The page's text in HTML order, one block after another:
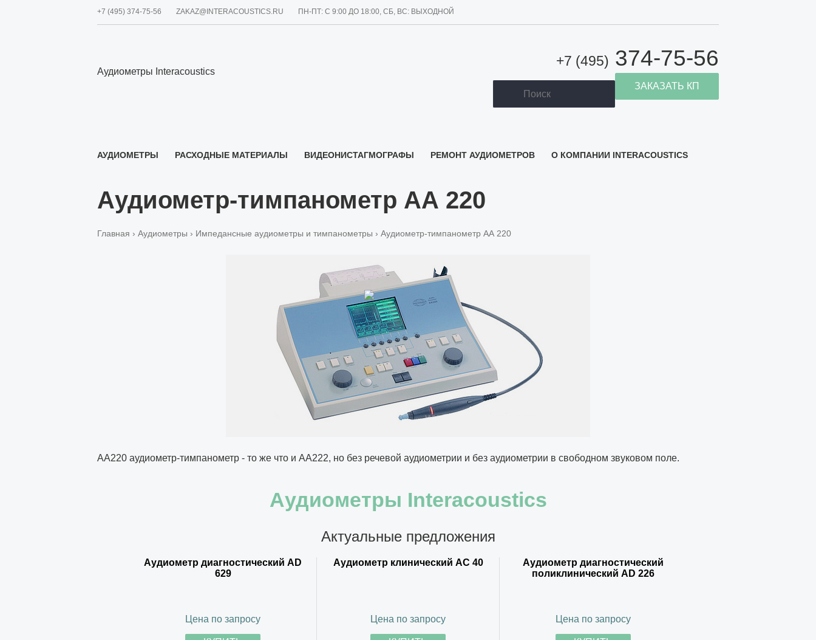
+7 (495) 374-75-56 ZAKAZ@INTERACOUSTICS.RU ПН-ПТ: С 9:00 ДО 18:00, СБ, ВС: ВЫХОДНОЙ
Аудиометры Interacoustics
+7 (495) 374-75-56
ЗАКАЗАТЬ КП
Поиск
АУДИОМЕТРЫ РАСХОДНЫЕ МАТЕРИАЛЫ ВИДЕОНИСТАГМОГРАФЫ РЕМОНТ АУДИОМЕТРОВ О КОМПАНИИ INTERACOUSTICS
Аудиометр-тимпанометр АА 220
Главная › Аудиометры › Импедансные аудиометры и тимпанометры › Аудиометр-тимпанометр АА 220
АА220 аудиометр-тимпанометр - то же что и АА222, но без речевой аудиометрии и без аудиометрии в свободном звуковом поле.
Аудиометры Interacoustics
Актуальные предложения
Аудиометр диагностический AD
629
Цена по запросу
Аудиометр клинический АС 40
Цена по запросу
Аудиометр диагностический
поликлинический AD 226
Цена по запросу